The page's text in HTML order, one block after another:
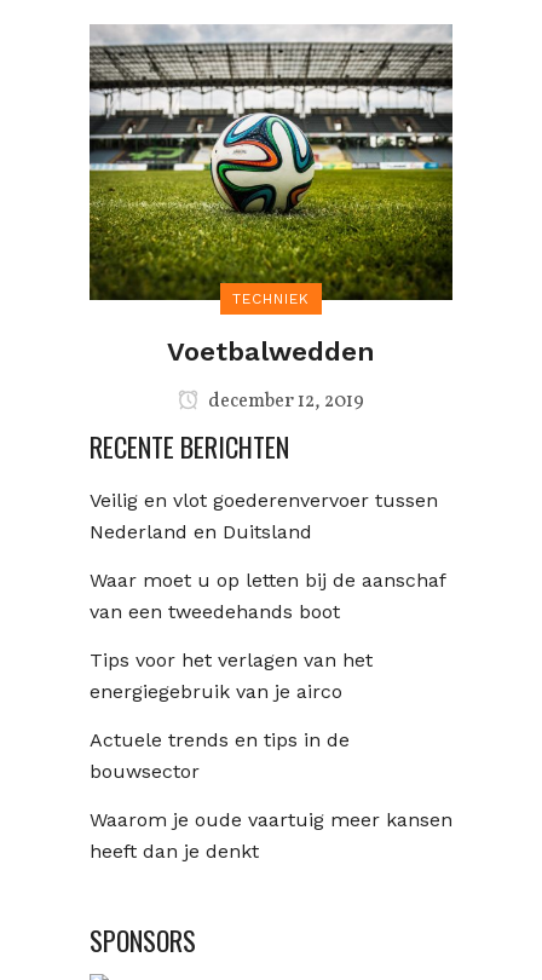
TECHNIEK
Voetbalwedden
december 12, 2019
RECENTE BERICHTEN
Veilig en vlot goederenvervoer tussen
Nederland en Duitsland
Waar moet u op letten bij de aanschaf
van een tweedehands boot
Tips voor het verlagen van het
energiegebruik van je airco
Actuele trends en tips in de
bouwsector
Waarom je oude vaartuig meer kansen
heeft dan je denkt
SPONSORS